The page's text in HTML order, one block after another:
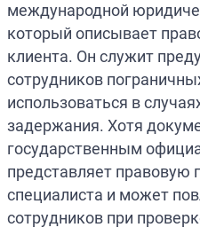
международной
который описывает
клиента. Он служит
сотрудников
использоваться в
задержания. Хотя
государственным
представляет правовую
специалиста и может
сотрудников при